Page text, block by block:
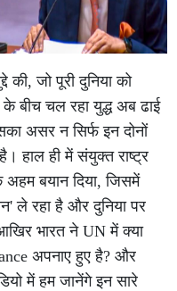
जो पूरी दुनिया को
बीच चल रहा युद्ध अब ढाई
असर न सिर्फ इन दोनों
हाल ही में संयुक्त राष्ट्र
बयान दिया, जिसमें
ले रहा है और दुनिया पर
भारत ने UN में क्या
अपनाए हुए है? और
में हम जानेंगे इन सारे